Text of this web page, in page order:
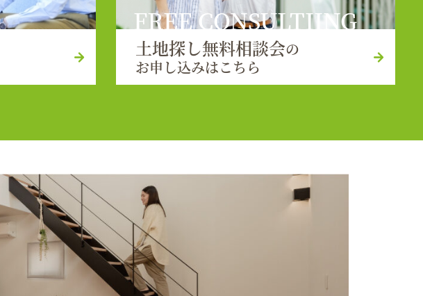
FREE CONSULTIING
土地探し無料相談会の
お申し込みはこちら